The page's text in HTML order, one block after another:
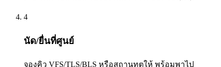
4
นัด/ยื่นที่ศูนย์
จองคิว VFS/TLS/BLS หรือสถานทูตให้ พร้อมพาไป